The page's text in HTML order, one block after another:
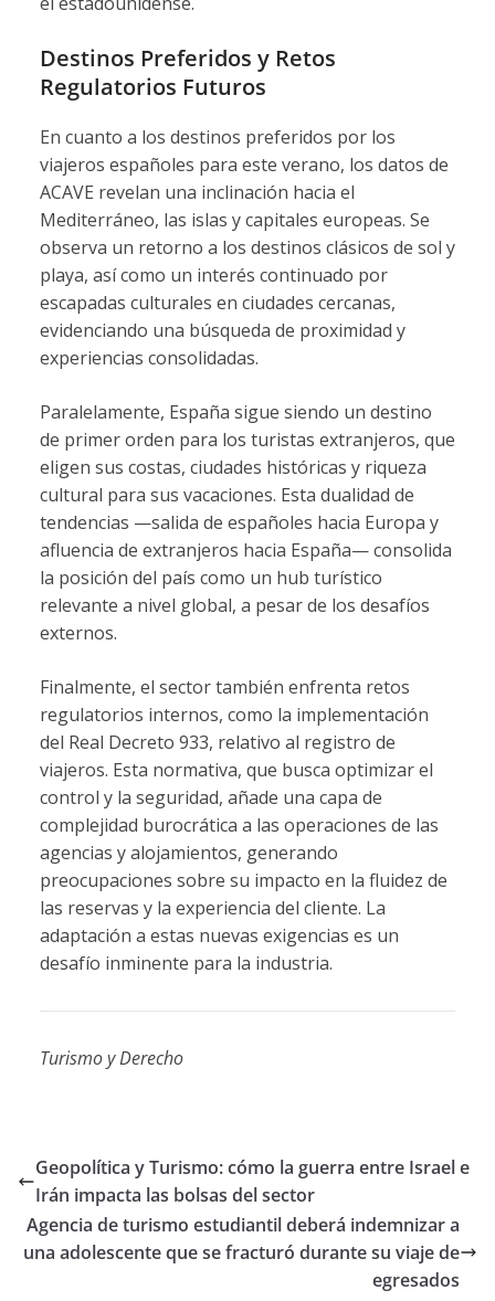
Destinos Preferidos y Retos
Regulatorios Futuros
En cuanto a los destinos preferidos por los
viajeros españoles para este verano, los datos de
ACAVE revelan una inclinación hacia el
Mediterráneo, las islas y capitales europeas. Se
observa un retorno a los destinos clásicos de sol y
playa, así como un interés continuado por
escapadas culturales en ciudades cercanas,
evidenciando una búsqueda de proximidad y
experiencias consolidadas.
Paralelamente, España sigue siendo un destino
de primer orden para los turistas extranjeros, que
eligen sus costas, ciudades históricas y riqueza
cultural para sus vacaciones. Esta dualidad de
tendencias —salida de españoles hacia Europa y
afluencia de extranjeros hacia España— consolida
la posición del país como un hub turístico
relevante a nivel global, a pesar de los desafíos
externos.
Finalmente, el sector también enfrenta retos
regulatorios internos, como la implementación
del Real Decreto 933, relativo al registro de
viajeros. Esta normativa, que busca optimizar el
control y la seguridad, añade una capa de
complejidad burocrática a las operaciones de las
agencias y alojamientos, generando
preocupaciones sobre su impacto en la fluidez de
las reservas y la experiencia del cliente. La
adaptación a estas nuevas exigencias es un
desafío inminente para la industria.
Turismo y Derecho
Geopolítica y Turismo: cómo la guerra entre Israel e
Irán impacta las bolsas del sector
Agencia de turismo estudiantil deberá indemnizar a
una adolescente que se fracturó durante su viaje de
egresados